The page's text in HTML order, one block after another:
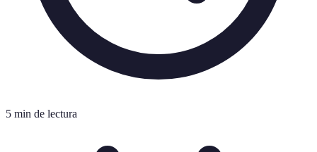
5 min de lectura